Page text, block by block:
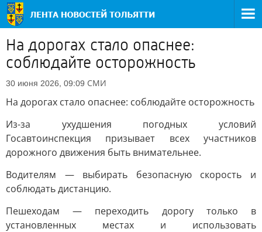
На дорогах стало опаснее:
соблюдайте осторожность
30 июня 2026, 09:09 СМИ
На дорогах стало опаснее: соблюдайте осторожность
Из-за ухудшения погодных условий
Госавтоинспекция призывает всех участников
дорожного движения быть внимательнее.
Водителям — выбирать безопасную скорость и
соблюдать дистанцию.
Пешеходам — переходить дорогу только в
установленных местах и использовать